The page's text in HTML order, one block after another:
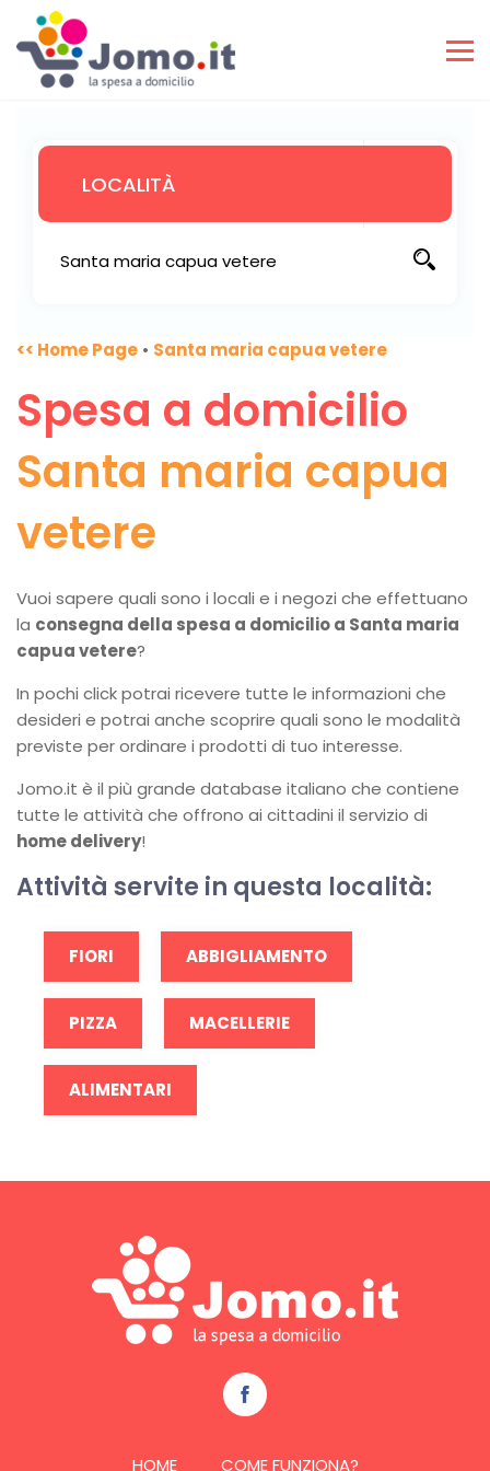
<< Home Page • Santa maria capua vetere
Spesa a domicilio
Santa maria capua
vetere
Vuoi sapere quali sono i locali e i negozi che effettuano
la consegna della spesa a domicilio a Santa maria
capua vetere?
In pochi click potrai ricevere tutte le informazioni che
desideri e potrai anche scoprire quali sono le modalità
previste per ordinare i prodotti di tuo interesse.
Jomo.it è il più grande database italiano che contiene
tutte le attività che offrono ai cittadini il servizio di
home delivery!
Attività servite in questa località:
FIORI ABBIGLIAMENTO
PIZZA MACELLERIE
ALIMENTARI
HOME COME FUNZIONA?